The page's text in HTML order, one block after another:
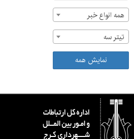
همه انواع خبر
تیتر سه
نمایش همه